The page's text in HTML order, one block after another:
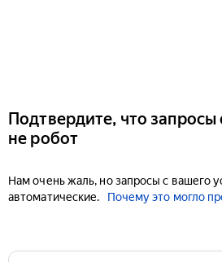
Подтвердите, что запросы
не робот
Нам очень жаль, но запросы с вашего
автоматические.
Почему это могло